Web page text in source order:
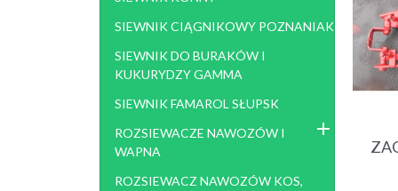
KOMBAJN ZIEMNIACZANY
BOLKO, KARLIK
KOMBAJN BURACZANY NEPTUN
POSEJDON KLEINE STOLL
KULTYWATOR AGREGAT BRONA
GLEBOGRYZARKA
SIEWNIK CIĄGNIKOWY POZNANIAK
SIEWNIK DO BURAKÓW I
KUKURYDZY GAMMA
SIEWNIK FAMAROL SŁUPSK
ROZSIEWACZE NAWOZÓW I
WAPNA
ROZSIEWACZ NAWOZÓW KOS,